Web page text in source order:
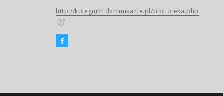
http://kolegium.dominikanie.pl/biblioteka.php